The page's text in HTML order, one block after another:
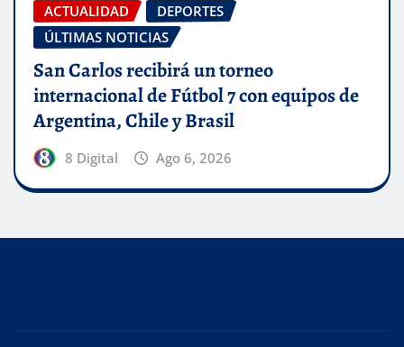
ACTUALIDAD
DEPORTES
ÚLTIMAS NOTICIAS
San Carlos recibirá un torneo
internacional de Fútbol 7 con equipos de
Argentina, Chile y Brasil
8 Digital Ago 6, 2026